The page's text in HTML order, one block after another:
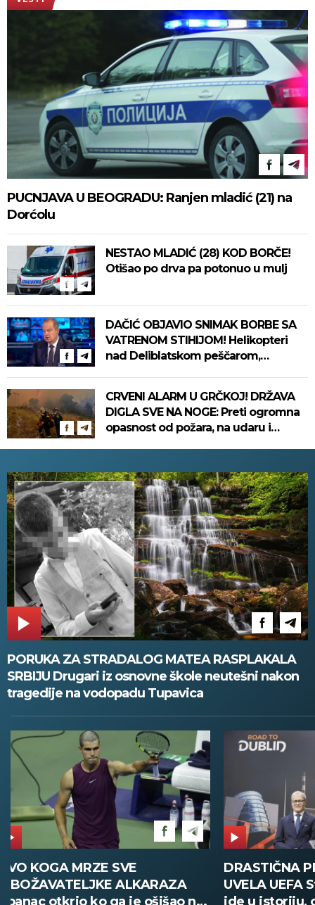
PUCNJAVA U BEOGRADU: Ranjen mladić (21) na
Dorćolu
NESTAO MLADIĆ (28) KOD BORČE!
Otišao po drva pa potonuo u mulj
DAČIĆ OBJAVIO SNIMAK BORBE SA
VATRENOM STIHIJOM! Helikopteri
nad Deliblatskom peščarom,
CRVENI ALARM U GRČKOJ! DRŽAVA
DIGLA SVE NA NOGE: Preti ogromna
opasnost od požara, na udaru i
PORUKA ZA STRADALOG MATEA RASPLAKALA
SRBIJU Drugari iz osnovne škole neutešni nakon
tragedije na vodopadu Tupavica
DRASTIČNA PROMENA KOJU JE
UVELA UEFA Stari način žreba
ide u istoriju, od sada sve
POŽAR U
Deca i